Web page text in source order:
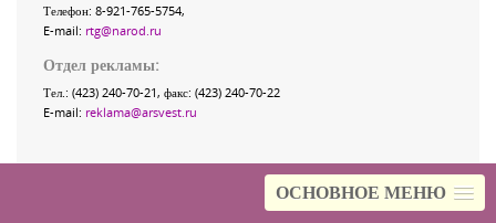
ОСНОВНОЕ МЕНЮ
Телефон: 8-921-765-5754,
E-mail: rtg@narod.ru
Отдел рекламы:
Тел.: (423) 240-70-21, факс: (423) 240-70-22
E-mail: reklama@arsvest.ru